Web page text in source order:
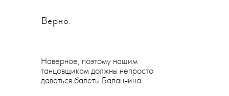
Верно.
Наверное, поэтому нашим
танцовщикам должны непросто
даваться балеты Баланчина.